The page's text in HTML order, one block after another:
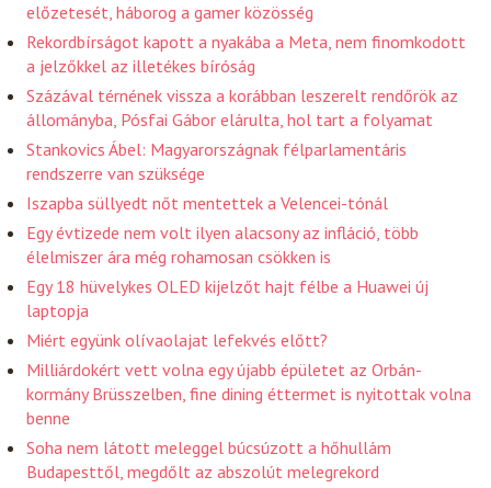
előzetesét, háborog a gamer közösség
Rekordbírságot kapott a nyakába a Meta, nem finomkodott
a jelzőkkel az illetékes bíróság
Százával térnének vissza a korábban leszerelt rendőrök az
állományba, Pósfai Gábor elárulta, hol tart a folyamat
Stankovics Ábel: Magyarországnak félparlamentáris
rendszerre van szüksége
Iszapba süllyedt nőt mentettek a Velencei-tónál
Egy évtizede nem volt ilyen alacsony az infláció, több
élelmiszer ára még rohamosan csökken is
Egy 18 hüvelykes OLED kijelzőt hajt félbe a Huawei új
laptopja
Miért együnk olívaolajat lefekvés előtt?
Milliárdokért vett volna egy újabb épületet az Orbán-
kormány Brüsszelben, fine dining éttermet is nyitottak volna
benne
Soha nem látott meleggel búcsúzott a hőhullám
Budapesttől, megdőlt az abszolút melegrekord